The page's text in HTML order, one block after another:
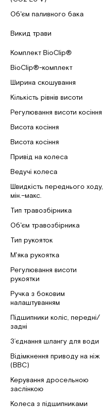
Об'єм паливного бака
Викид трави
Комплект BioClip®
BioClip®-комплект
Ширина скошування
Кількість рівнів висоти
Регулювання висоти косіння
Висота косіння
Висота косіння
Привід на колеса
Ведучі колеса
Швидкість переднього ходу,
мін.–макс.
Тип травозбірника
Об'єм травозбірника
Тип рукояток
М'яка рукоятка
Регулювання висоти
рукоятки
Ручка з боковим
налаштуванням
Підшипники коліс, передні/
задні
З’єднання шлангу для води
Відімкнення приводу на ніж
(BBC)
Керування дросельною
заслінкою
Колеса з підшипниками